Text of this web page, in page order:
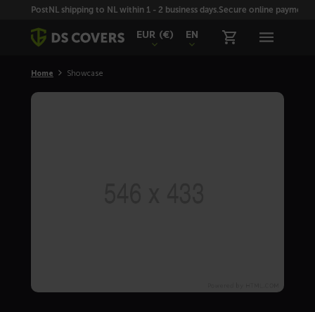
SkiplinksPostNL shipping to NL within 1 - 2 business days.Secure online payment
EUR (€) EN
Home Showcase